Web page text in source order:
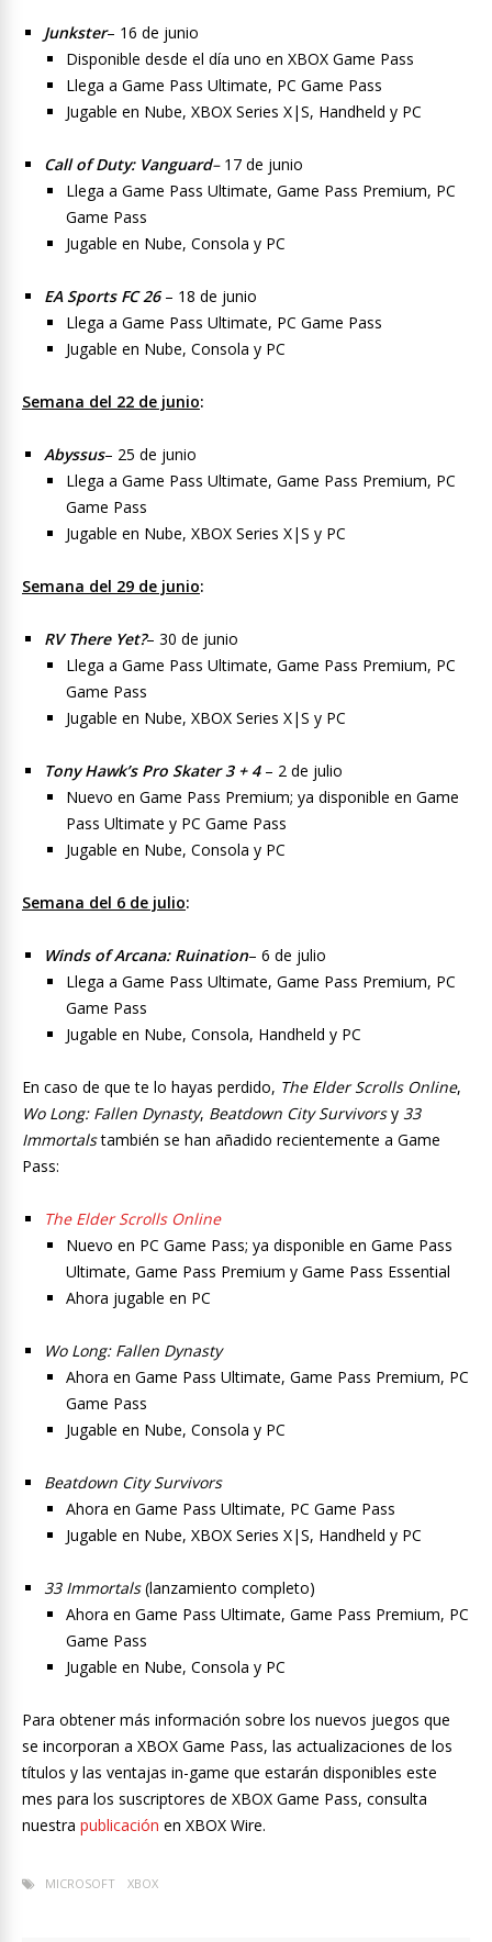
Junkster– 16 de junio
Disponible desde el día uno en XBOX Game Pass
Llega a Game Pass Ultimate, PC Game Pass
Jugable en Nube, XBOX Series X|S, Handheld y PC
Call of Duty: Vanguard– 17 de junio
Llega a Game Pass Ultimate, Game Pass Premium, PC
Game Pass
Jugable en Nube, Consola y PC
EA Sports FC 26– 18 de junio
Llega a Game Pass Ultimate, PC Game Pass
Jugable en Nube, Consola y PC
Semana del 22 de junio:
Abyssus– 25 de junio
Llega a Game Pass Ultimate, Game Pass Premium, PC
Game Pass
Jugable en Nube, XBOX Series X|S y PC
Semana del 29 de junio:
RV There Yet?– 30 de junio
Llega a Game Pass Ultimate, Game Pass Premium, PC
Game Pass
Jugable en Nube, XBOX Series X|S y PC
Tony Hawk’s Pro Skater 3 + 4– 2 de julio
Nuevo en Game Pass Premium; ya disponible en Game
Pass Ultimate y PC Game Pass
Jugable en Nube, Consola y PC
Semana del 6 de julio:
Winds of Arcana: Ruination– 6 de julio
Llega a Game Pass Ultimate, Game Pass Premium, PC
Game Pass
Jugable en Nube, Consola, Handheld y PC
En caso de que te lo hayas perdido, The Elder Scrolls Online,
Wo Long: Fallen Dynasty, Beatdown City Survivorsy 33
Immortalstambién se han añadido recientemente a Game
Pass:
The Elder Scrolls Online
Nuevo en PC Game Pass; ya disponible en Game Pass
Ultimate, Game Pass Premium y Game Pass Essential
Ahora jugable en PC
Wo Long: Fallen Dynasty
Ahora en Game Pass Ultimate, Game Pass Premium, PC
Game Pass
Jugable en Nube, Consola y PC
Beatdown City Survivors
Ahora en Game Pass Ultimate, PC Game Pass
Jugable en Nube, XBOX Series X|S, Handheld y PC
33 Immortals(lanzamiento completo)
Ahora en Game Pass Ultimate, Game Pass Premium, PC
Game Pass
Jugable en Nube, Consola y PC
Para obtener más información sobre los nuevos juegos que
se incorporan a XBOX Game Pass, las actualizaciones de los
títulos y las ventajas in-game que estarán disponibles este
mes para los suscriptores de XBOX Game Pass, consulta
nuestra publicación en XBOX Wire.
MICROSOFT XBOX